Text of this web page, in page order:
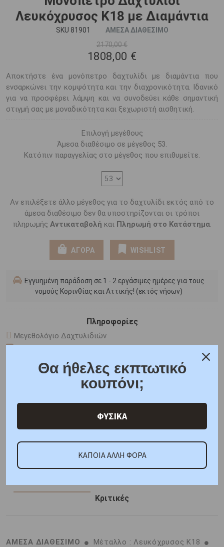
Λευκόχρυσος K18 με Διαμάντια
SKU 81901
ΑΜΕΣΑ ΔΙΑΘΕΣΙΜΟ
2170,00 €
1808,00 €
Αποκτήστε ένα μονόπετρο δαχτυλίδι με διαμάντια που
ενσαρκώνει την κομψότητα και την διαχρονικότητα. Ιδανικό
για να προσφέρει λάμψη και να συνοδεύει κάθε σημαντική
στιγμή σας με μοναδικότητα και ξεχωριστή αισθητική.
Επιλογή μεγέθους
Άμεσα διαθέσιμο σε μέγεθος 53.
Κατόπιν παραγγελίας στο μέγεθος που επιθυμείτε.
Αν επιλέξετε άλλο μέγεθος για το δαχτυλίδι εκτός από το
άμεσα διαθέσιμο δεν θα υποστηρίζονται οι τρόποι
πληρωμής Αντικαταβολή και Πληρωμή στο Κατάστημα.
ΑΓΟΡΑ WISHLIST
Εγγυημένη παράδοση σε 1 - 2 εργάσιμες ημέρες για τους
νομούς Κορινθίας και Αττικής! (εκτός νήσων)
Πληροφορίες
Μεγεθολόγιο Δαχτυλιδιών
Συσκευασία δώρου
6 άτοκες δόσεις
ONLINE CHAT
Κριτικές
ΑΜΕΣΑ ΔΙΑΘΕΣΙΜΟ
Μέταλλο : Λευκόχρυσος K18
Θα ήθελες εκπτωτικό
κουπόνι;
ΦΥΣΙΚΑ
ΚΑΠΟΙΑ ΑΛΛΗ ΦΟΡΑ